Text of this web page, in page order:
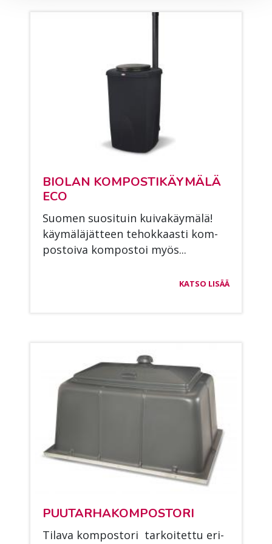
BIO­LAN KOM­POS­TI­KÄY­MÄ­LÄ
ECO
Suo­men suo­si­tuin kui­va­käy­mä­lä!
käy­mä­lä­jät­teen te­hok­kaas­ti kom­
pos­toi­va kom­pos­toi myös...
KATSO LISÄÄ
PUU­TAR­HA­KOM­POS­TO­RI
Ti­la­va kom­pos­to­ri tar­koi­tet­tu eri­